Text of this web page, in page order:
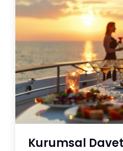
Kurumsal